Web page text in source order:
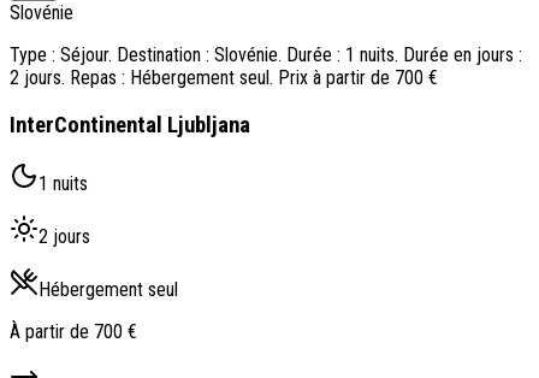
Slovénie
Type : Séjour. Destination : Slovénie. Durée : 1 nuits. Durée en jours :
2 jours. Repas : Hébergement seul. Prix à partir de 700 €
InterContinental Ljubljana
1 nuits
2 jours
Hébergement seul
À partir de 700 €